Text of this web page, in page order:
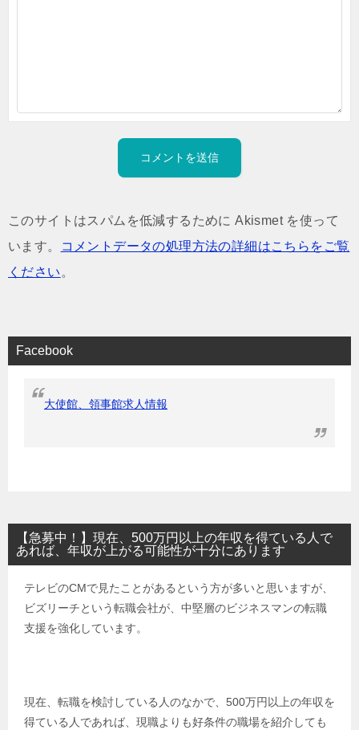
このサイトはスパムを低減するために Akismet を使って
います。
コメントデータの処理方法の詳細はこちらをご覧
ください 。
Facebook
大使館、領事館求人情報
【急募中！】現在、500万円以上の年収を得ている人で
あれば、年収が上がる可能性が十分にあります
テレビのCMで見たことがあるという方が多いと思いますが、
ビズリーチという転職会社が、中堅層のビジネスマンの転職
支援を強化しています。
現在、転職を検討している人のなかで、500万円以上の年収を
得ている人であれば、現職よりも好条件の職場を紹介しても